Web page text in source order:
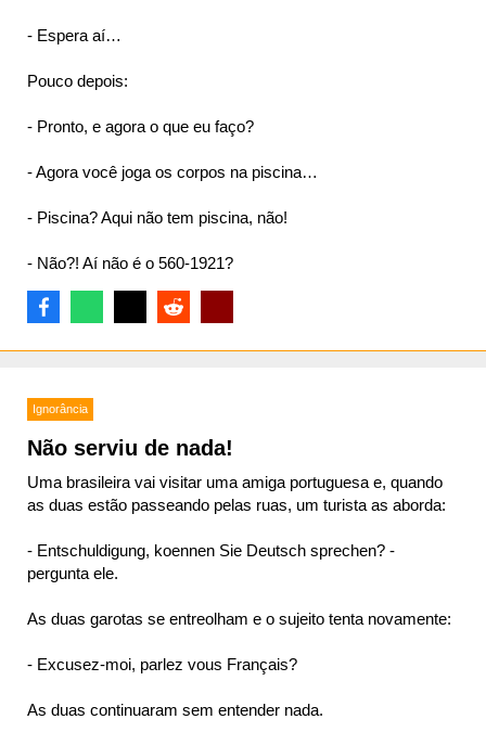
- Espera aí…
Pouco depois:
- Pronto, e agora o que eu faço?
- Agora você joga os corpos na piscina…
- Piscina? Aqui não tem piscina, não!
- Não?! Aí não é o 560-1921?
Ignorância
Não serviu de nada!
Uma brasileira vai visitar uma amiga portuguesa e, quando
as duas estão passeando pelas ruas, um turista as aborda:
- Entschuldigung, koennen Sie Deutsch sprechen? -
pergunta ele.
As duas garotas se entreolham e o sujeito tenta novamente:
- Excusez-moi, parlez vous Français?
As duas continuaram sem entender nada.